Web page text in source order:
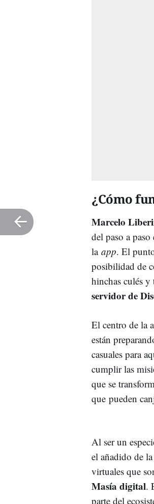
¿Cómo
Marcelo
del paso a
la app. El
posibilidad de
hinchas culés y
servidor de
El centro de la
están
casuales para
cumplir las
que se
que pueden
Al ser un
el añadido de la
virtuales que
Masía digital.
parte del